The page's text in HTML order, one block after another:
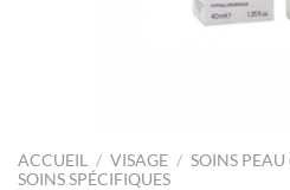
ACCUEIL / VISAGE / SOINS PEAU
SOINS SPÉCIFIQUES